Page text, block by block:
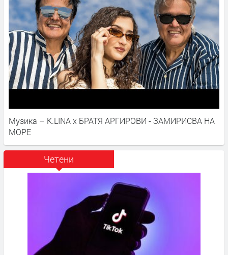
Музика – K.LINA x БРАТЯ АРГИРОВИ - ЗАМИРИСВА НА
МОРЕ
Четени